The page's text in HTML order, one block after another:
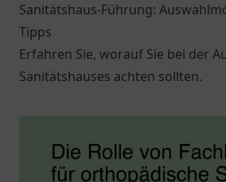
Sanitätshaus-Führung:
Tipps
Erfahren Sie, worauf Sie bei der
Sanitätshauses achten sollten.